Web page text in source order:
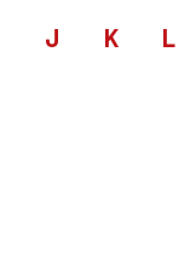
J K L